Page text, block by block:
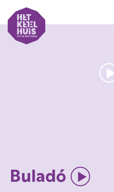
Buladó